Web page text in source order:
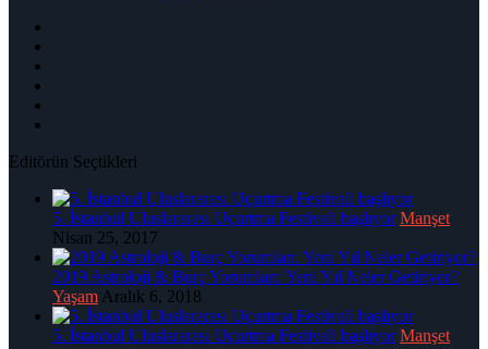
Editörün Seçtikleri
5. İstanbul Uluslararası Uçurtma Festivali başlıyor Manşet
Nisan 25, 2017
2019 Astroloji & Burç Yorumları: Yeni Yıl Neler Getiriyor?
Yaşam Aralık 6, 2018
5. İstanbul Uluslararası Uçurtma Festivali başlıyor Manşet